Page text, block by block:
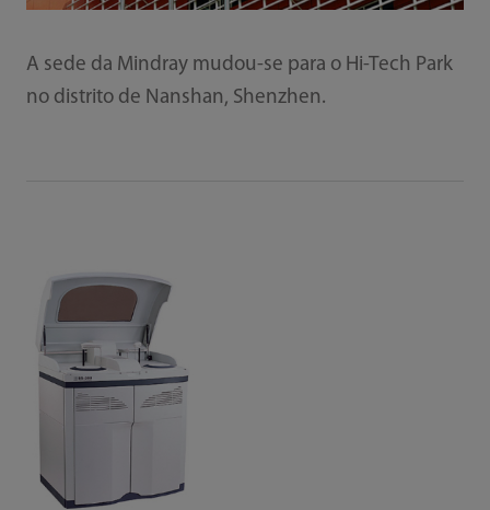
A sede da Mindray mudou-se para o Hi-Tech Park
no distrito de Nanshan, Shenzhen.